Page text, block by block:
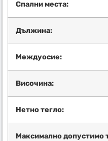
Спални места:
Дължина:
Междуосие:
Височина:
Нетно тегло:
Максимално допустимо